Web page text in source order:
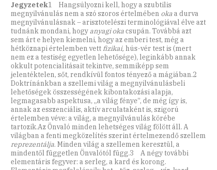
Jegyzetek1 Hangsúlyozni kell, hogy a szubtilis
megnyilvánulás nem a szó szoros értelmében okaa durva
megnyilvánulásnak – arisztotelészi terminológiával élve azt
tudnánk mondani, hogy anyagi okacsupán. Továbbá azt
sem árt e helyen kiemelni, hogy az emberi test, még a
hétköznapi értelemben vettfizikai, hús-vér test is (mert
nem ez a testiség egyetlen lehetősége), leginkább annak
okkult potencialitásait tekintve, semmiképp sem
jelentéktelen, sőt, rendkívül fontos tényező a mágiában.2
Doktrínánkban a szellemi világ a megnyilvánulásbeli
lehetőségek összességének kibontakozási alapja,
legmagasabb aspektusa, „a világ fénye”, de még így is,
annak az esszenciális, aktív arculataként is, szigorú
értelemben véve: a világ, a megnyilvánulás körébe
tartozik.Az Önvaló minden lehetséges világ fölött áll. A
világban a fenti megközelítés szerint értelmezendő szellem
reprezentálja. Minden világ a szellemen keresztül, a
mindentől független Önvalótól függ.3 A négy további
elementáris fegyver: a serleg, a kard és korong.